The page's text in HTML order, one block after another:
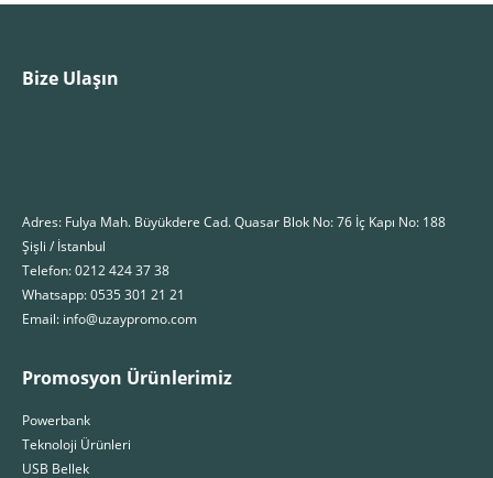
Bize Ulaşın
Adres: Fulya Mah. Büyükdere Cad. Quasar Blok No: 76 İç Kapı No: 188
Şişli / İstanbul
Telefon: 0212 424 37 38
Whatsapp: 0535 301 21 21
Email: info@uzaypromo.com
Promosyon Ürünlerimiz
Powerbank
Teknoloji Ürünleri
USB Bellek